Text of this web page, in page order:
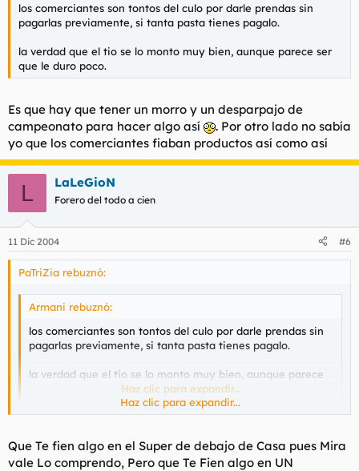
los comerciantes son tontos del culo por darle prendas sin
pagarlas previamente, si tanta pasta tienes pagalo.
la verdad que el tio se lo monto muy bien, aunque parece ser
que le duro poco.
Es que hay que tener un morro y un desparpajo de
campeonato para hacer algo así
. Por otro lado no sabía
yo que los comerciantes fiaban productos así como así
L LaLeGioN
Forero del todo a cien
11 Dic 2004 #6
PaTriZia rebuznó:
Armani rebuznó:
los comerciantes son tontos del culo por darle prendas sin
pagarlas previamente, si tanta pasta tienes pagalo.
la verdad que el tio se lo monto muy bien, aunque parece
ser que le duro poco.Haz clic para expandir...
campeonato para hacer algo así
. Por otro lado no sabía yo
que los comerciantes fiaban productos así como así
Haz clic para expandir...
Que Te fien algo en el Super de debajo de Casa pues Mira
vale Lo comprendo, Pero que Te Fien algo en UN